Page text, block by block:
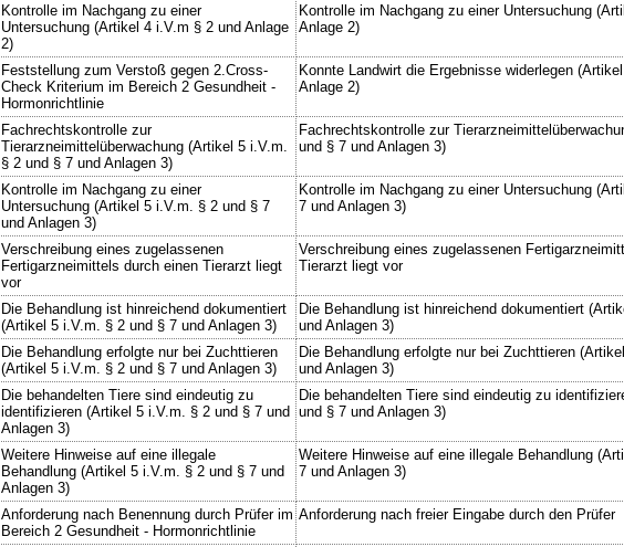
Kontrolle im Nachgang zu einer
Untersuchung (Artikel 4 i.V.m § 2 und Anlage
2)
Kontrolle im Nachgang zu einer Untersuchung
Anlage 2)
Feststellung zum Verstoß gegen 2.Cross-
Check Kriterium im Bereich 2 Gesundheit -
Hormonrichtlinie
Konnte Landwirt die Ergebnisse widerlegen
Anlage 2)
Fachrechtskontrolle zur
Tierarzneimittelüberwachung (Artikel 5 i.V.m.
§ 2 und § 7 und Anlagen 3)
Fachrechtskontrolle zur
und § 7 und Anlagen 3)
Kontrolle im Nachgang zu einer
Untersuchung (Artikel 5 i.V.m. § 2 und § 7
und Anlagen 3)
Kontrolle im Nachgang zu einer Untersuchung
7 und Anlagen 3)
Verschreibung eines zugelassenen
Fertigarzneimittels durch einen Tierarzt liegt
vor
Verschreibung eines zugelassenen
Tierarzt liegt vor
Die Behandlung ist hinreichend dokumentiert
(Artikel 5 i.V.m. § 2 und § 7 und Anlagen 3)
Die Behandlung ist hinreichend dokumentiert
und Anlagen 3)
Die Behandlung erfolgte nur bei Zuchttieren
(Artikel 5 i.V.m. § 2 und § 7 und Anlagen 3)
Die Behandlung erfolgte nur bei Zuchttieren
und Anlagen 3)
Die behandelten Tiere sind eindeutig zu
identifizieren (Artikel 5 i.V.m. § 2 und § 7 und
Anlagen 3)
Die behandelten Tiere sind eindeutig zu
und § 7 und Anlagen 3)
Weitere Hinweise auf eine illegale
Behandlung (Artikel 5 i.V.m. § 2 und § 7 und
Anlagen 3)
Weitere Hinweise auf eine illegale Behandlung
7 und Anlagen 3)
Anforderung nach Benennung durch Prüfer im
Bereich 2 Gesundheit - Hormonrichtlinie
Anforderung nach freier Eingabe durch den Prüfer